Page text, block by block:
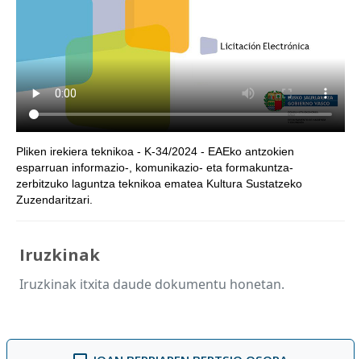
Pliken irekiera teknikoa - K-34/2024 - EAEko antzokien
esparruan informazio-, komunikazio- eta formakuntza-
zerbitzuko laguntza teknikoa ematea Kultura Sustatzeko
Zuzendaritzari.
Iruzkinak
Iruzkinak itxita daude dokumentu honetan.